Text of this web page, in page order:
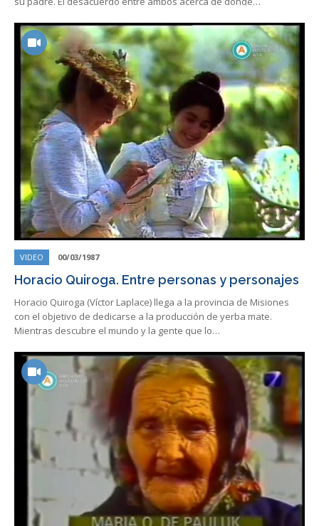
VIDEO 00/03/1987
Horacio Quiroga. Entre personas y personajes
Horacio Quiroga (Víctor Laplace) llega a la provincia de Misiones
con el objetivo de dedicarse a la producción de yerba mate.
Mientras descubre el mundo y la gente que lo…